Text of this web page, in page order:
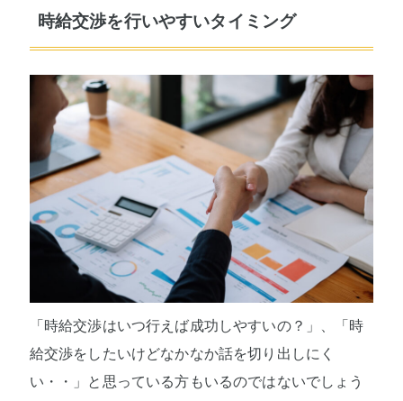
時給交渉を行いやすいタイミング
「時給交渉はいつ行えば成功しやすいの？」、「時
給交渉をしたいけどなかなか話を切り出しにく
い・・」と思っている方もいるのではないでしょう